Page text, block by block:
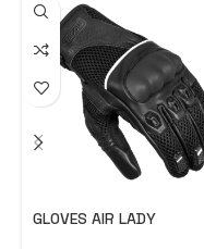
GLOVES AIR LADY